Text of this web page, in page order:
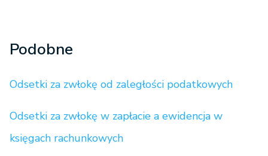
Podobne
Odsetki za zwłokę od zaległości podatkowych
Odsetki za zwłokę w zapłacie a ewidencja w
księgach rachunkowych